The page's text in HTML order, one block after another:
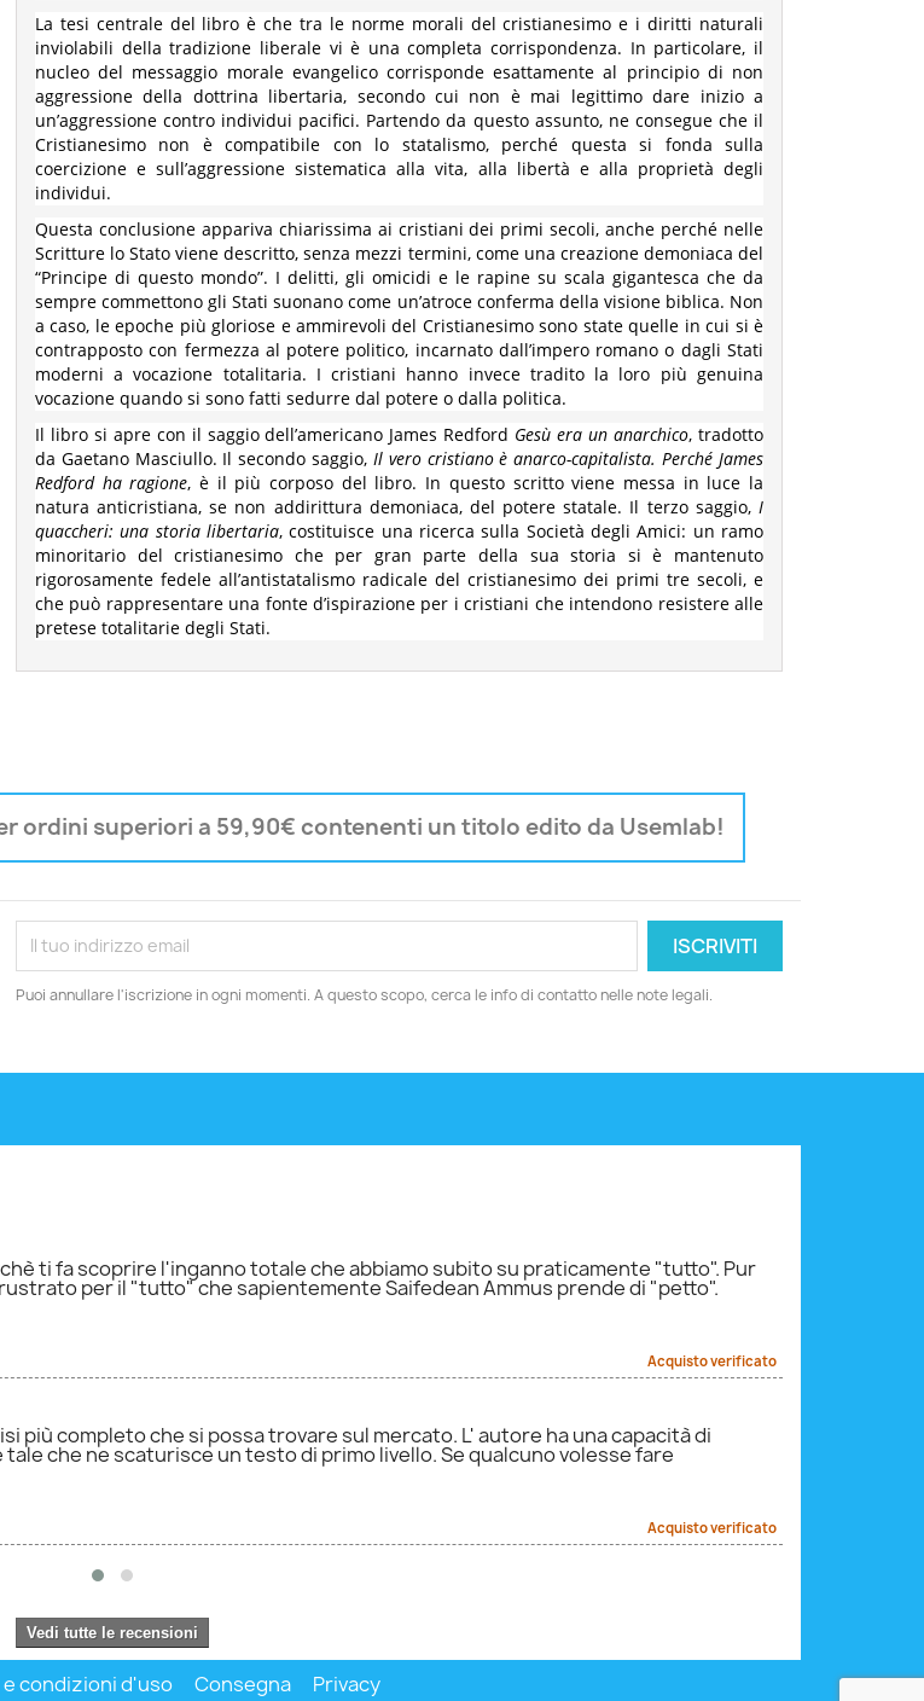
La tesi centrale del libro è che tra le norme morali del cristianesimo e i diritti naturali
inviolabili della tradizione liberale vi è una completa corrispondenza. In particolare, il
nucleo del messaggio morale evangelico corrisponde esattamente al principio di non
aggressione della dottrina libertaria, secondo cui non è mai legittimo dare inizio a
un’aggressione contro individui pacifici. Partendo da questo assunto, ne consegue che il
Cristianesimo non è compatibile con lo statalismo, perché questa si fonda sulla
coercizione e sull’aggressione sistematica alla vita, alla libertà e alla proprietà degli
individui.
Questa conclusione appariva chiarissima ai cristiani dei primi secoli, anche perché nelle
Scritture lo Stato viene descritto, senza mezzi termini, come una creazione demoniaca del
“Principe di questo mondo”. I delitti, gli omicidi e le rapine su scala gigantesca che da
sempre commettono gli Stati suonano come un’atroce conferma della visione biblica. Non
a caso, le epoche più gloriose e ammirevoli del Cristianesimo sono state quelle in cui si è
contrapposto con fermezza al potere politico, incarnato dall’impero romano o dagli Stati
moderni a vocazione totalitaria. I cristiani hanno invece tradito la loro più genuina
vocazione quando si sono fatti sedurre dal potere o dalla politica.
Il libro si apre con il saggio dell’americano James Redford Gesù era un anarchico, tradotto
da Gaetano Masciullo. Il secondo saggio, Il vero cristiano è anarco-capitalista. Perché James
Redford ha ragione, è il più corposo del libro. In questo scritto viene messa in luce la
natura anticristiana, se non addirittura demoniaca, del potere statale. Il terzo saggio, I
quaccheri: una storia libertaria, costituisce una ricerca sulla Società degli Amici: un ramo
minoritario del cristianesimo che per gran parte della sua storia si è mantenuto
rigorosamente fedele all’antistatalismo radicale del cristianesimo dei primi tre secoli, e
che può rappresentare una fonte d’ispirazione per i cristiani che intendono resistere alle
pretese totalitarie degli Stati.
ordini superiori a 59,90€ contenenti un titolo edito da Usemlab!
Puoi annullare l'iscrizione in ogni momenti. A questo scopo, cerca le info di contatto nelle note legali.
ti fa scoprire l'inganno totale che abbiamo subito su praticamente "tutto". Pur
per il "tutto" che sapientemente Saifedean Ammus prende di "petto".
Acquisto verificato
completo che si possa trovare sul mercato. L' autore ha una capacità di
che ne scaturisce un testo di primo livello. Se qualcuno volesse fare
Acquisto verificato
Vedi tutte le recensioni
condizioni d'uso Consegna Privacy